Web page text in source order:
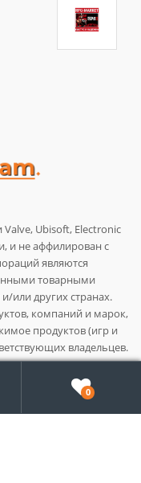
Ubisoft, Electronic
и не аффилирован с
являются
товарными
или других странах.
компаний и марок,
продуктов (игр и
владельцев.
0